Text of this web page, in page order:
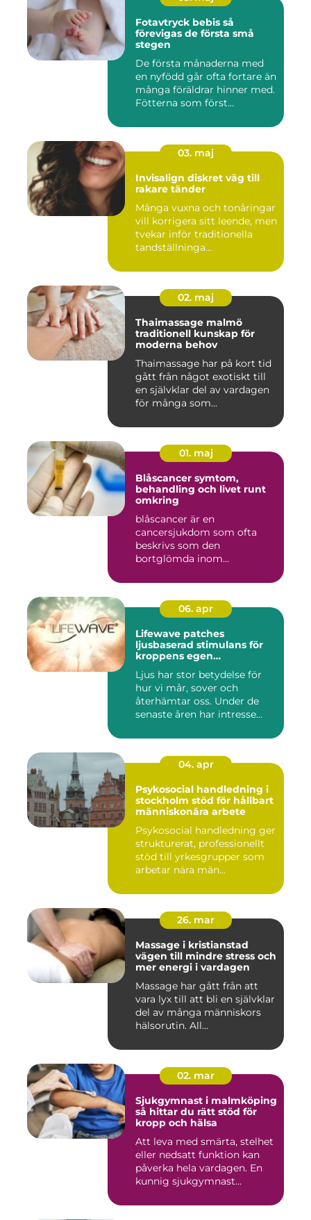
Fotavtryck bebis så
förevigas de första små
stegen
De första månaderna med
en nyfödd går ofta fortare än
många föräldrar hinner med.
Fötterna som först...
03. maj
Invisalign diskret väg till
rakare tänder
Många vuxna och tonåringar
vill korrigera sitt leende, men
tvekar inför traditionella
tandställninga...
02. maj
Thaimassage malmö
traditionell kunskap för
moderna behov
Thaimassage har på kort tid
gått från något exotiskt till
en självklar del av vardagen
för många som...
01. maj
Blåscancer symtom,
behandling och livet runt
omkring
blåscancer är en
cancersjukdom som ofta
beskrivs som den
bortglömda inom
06. apr
Lifewave patches
ljusbaserad stimulans för
kroppens egen
Ljus har stor betydelse för
hur vi mår, sover och
återhämtar oss. Under de
senaste åren har intresse...
04. apr
Psykosocial handledning i
stockholm stöd för hållbart
människonära arbete
Psykosocial handledning ger
strukturerat, professionellt
stöd till yrkesgrupper som
arbetar nära män...
26. mar
Massage i kristianstad
vägen till mindre stress och
mer energi i vardagen
Massage har gått från att
vara lyx till att bli en självklar
del av många människors
hälsorutin. All...
02. mar
Sjukgymnast i malmköping
så hittar du rätt stöd för
kropp och hälsa
Att leva med smärta, stelhet
eller nedsatt funktion kan
påverka hela vardagen. En
kunnig sjukgymnast...